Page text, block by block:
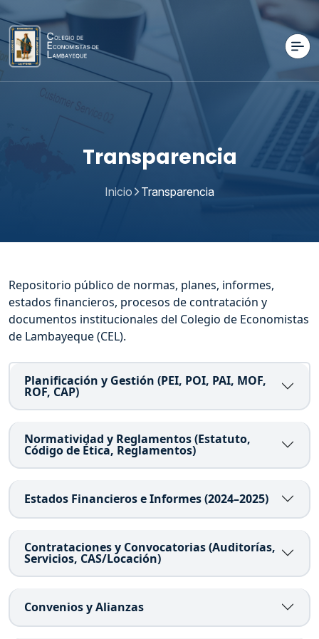
Transparencia
Inicio Transparencia
Repositorio público de normas, planes, informes,
estados financieros, procesos de contratación y
documentos institucionales del Colegio de Economistas
de Lambayeque (CEL).
Planificación y Gestión (PEI, POI, PAI, MOF,
ROF, CAP)
Normatividad y Reglamentos (Estatuto,
Código de Ética, Reglamentos)
Estados Financieros e Informes (2024–2025)
Contrataciones y Convocatorias (Auditorías,
Servicios, CAS/Locación)
Convenios y Alianzas